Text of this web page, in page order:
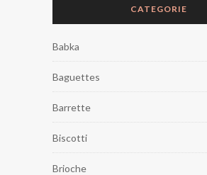
CATEGORIE
Babka
Baguettes
Barrette
Biscotti
Brioche